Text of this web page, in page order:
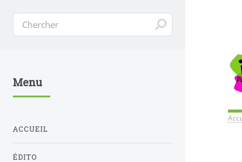
Menu
ACCUEIL
ÉDITO